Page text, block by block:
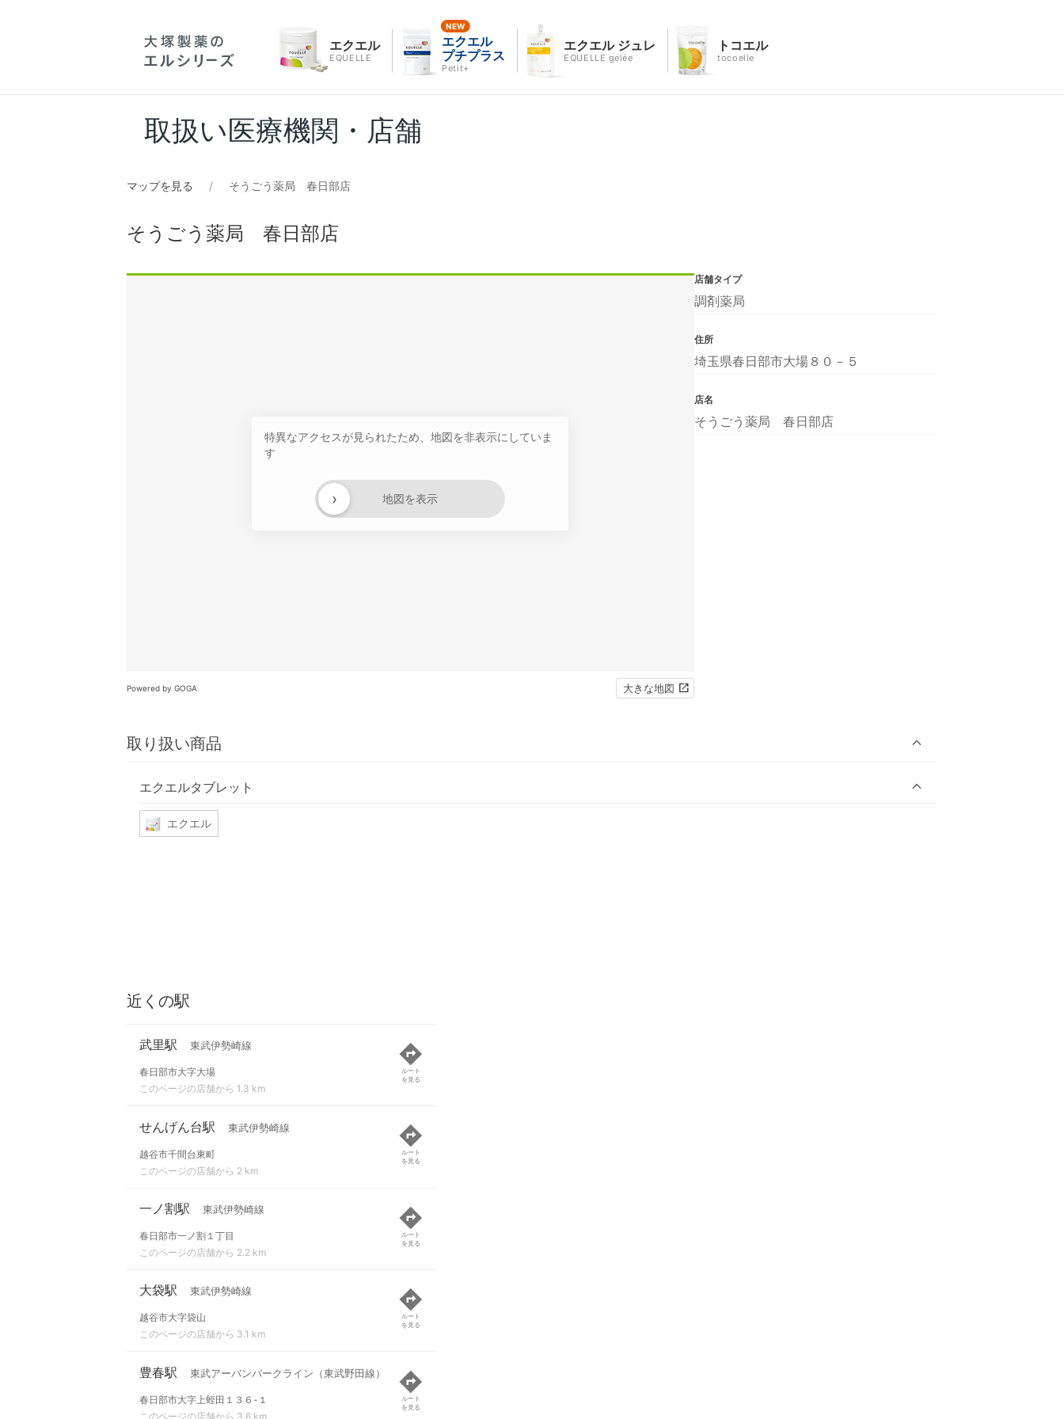
エクエル
EQUELLE
エクエル
プチプラス
Petit+
エクエル ジュレ
EQUELLE gelée
トコエル
tocoelle
取扱い医療機関・店舗
マップを見る そうごう薬局 春日部店
そうごう薬局 春日部店
特異なアクセスが見られたため、地図を非表示にしていま
す
地図を表示
›
Powered by GOGA 大きな地図
取り扱い商品
エクエルタブレット
エクエル
店舗タイプ
調剤薬局
住所
埼玉県春日部市大場８０－５
店名
そうごう薬局 春日部店
近くの駅
武里駅 東武伊勢崎線
春日部市大字大場
このページの店舗から 1.3 km
ルート
を見る
せんげん台駅 東武伊勢崎線
越谷市千間台東町
このページの店舗から 2 km
ルート
を見る
一ノ割駅 東武伊勢崎線
春日部市一ノ割１丁目
このページの店舗から 2.2 km
ルート
を見る
大袋駅 東武伊勢崎線
越谷市大字袋山
このページの店舗から 3.1 km
ルート
を見る
豊春駅 東武アーバンパークライン（東武野田線）
春日部市大字上蛭田１３６-１
このページの店舗から 3.6 km
ルート
を見る